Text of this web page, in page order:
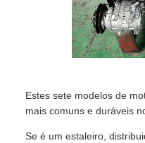
Estes sete modelos de
mais comuns e duráveis
Se é um estaleiro,